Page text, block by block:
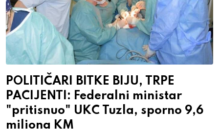
POLITIČARI BITKE BIJU, TRPE
PACIJENTI: Federalni ministar
"pritisnuo" UKC Tuzla, sporno 9,6
miliona KM